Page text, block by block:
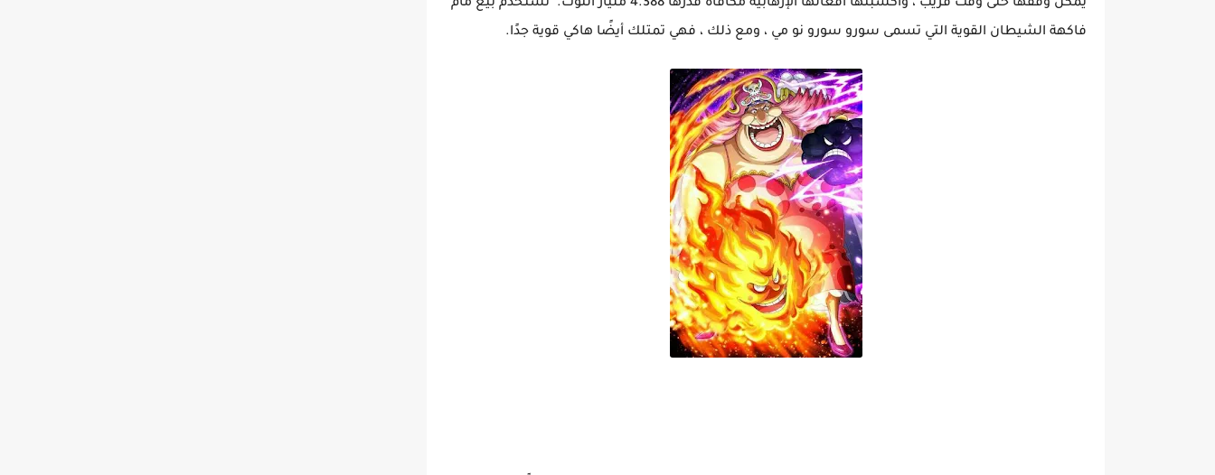
يمكن وقفها حتى وقت قريب ، وأكسبتها أفعالها الإرهابية مكافأة قدرها 4.388 مليار التوت. تستخدم بيغ مام
فاكهة الشيطان القوية التي تسمى سورو سورو نو مي ، ومع ذلك ، فهي تمتلك أيضًا هاكي قوية جدًا.